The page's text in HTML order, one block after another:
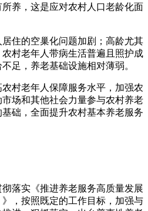
养，这是应对农村人口老龄化面
住的空巢化问题加剧；高龄尤其
村老年人带病生活普遍且照护成
足，养老基础设施相对薄弱。
村老年人保障服务水平，加强农
场和其他社会力量参与农村养老
础，全面提升农村基本养老服务
落实《推进养老服务高质量发展
，按照既定的工作目标，加强与